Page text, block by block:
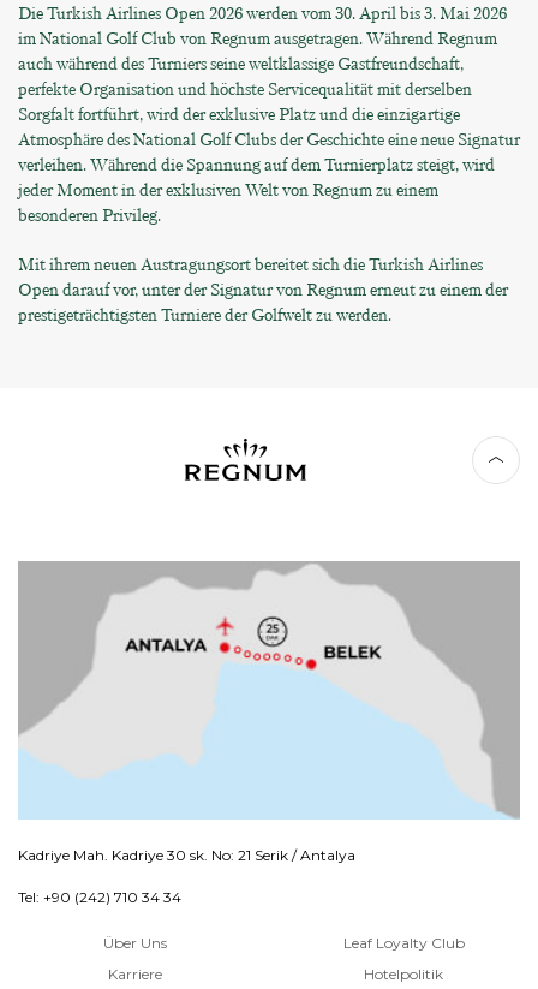
Die Turkish Airlines Open 2026 werden vom 30. April bis 3. Mai 2026
im National Golf Club von Regnum ausgetragen. Während Regnum
auch während des Turniers seine weltklassige Gastfreundschaft,
perfekte Organisation und höchste Servicequalität mit derselben
Sorgfalt fortführt, wird der exklusive Platz und die einzigartige
Atmosphäre des National Golf Clubs der Geschichte eine neue Signatur
verleihen. Während die Spannung auf dem Turnierplatz steigt, wird
jeder Moment in der exklusiven Welt von Regnum zu einem
besonderen Privileg.
Mit ihrem neuen Austragungsort bereitet sich die Turkish Airlines
Open darauf vor, unter der Signatur von Regnum erneut zu einem der
prestigeträchtigsten Turniere der Golfwelt zu werden.
Kadriye Mah. Kadriye 30 sk. No: 21 Serik / Antalya
Tel: +90 (242) 710 34 34
Über Uns
Karriere
Leaf Loyalty Club
Hotelpolitik